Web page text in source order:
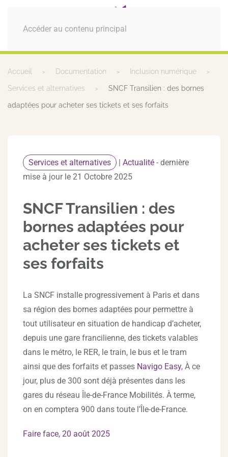
Accéder au contenu principal
MENU
Accueil Documentation Inclusion numérique
Services et alternatives SNCF Transilien : des bornes
adaptées pour acheter ses tickets et ses forfaits
Services et alternatives | Actualité - dernière
mise à jour le 21 Octobre 2025
SNCF Transilien : des
bornes adaptées pour
acheter ses tickets et
ses forfaits
La SNCF installe progressivement à Paris et dans
sa région des bornes adaptées pour permettre à
tout utilisateur en situation de handicap d’acheter,
depuis une gare francilienne, des tickets valables
dans le métro, le RER, le train, le bus et le tram
ainsi que des forfaits et passes Navigo Easy, À ce
jour, plus de 300 sont déjà présentes dans les
gares du réseau Île-de-France Mobilités. À terme,
on en comptera 900 dans toute l’Île-de-France.
Faire face, 20 août 2025